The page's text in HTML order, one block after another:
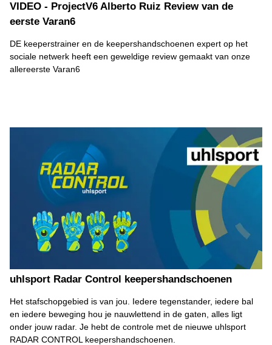
VIDEO - ProjectV6 Alberto Ruiz Review van de
eerste Varan6
DE keeperstrainer en de keepershandschoenen expert op het
sociale netwerk heeft een geweldige review gemaakt van onze
allereerste Varan6
uhlsport Radar Control keepershandschoenen
Het stafschopgebied is van jou. Iedere tegenstander, iedere bal
en iedere beweging hou je nauwlettend in de gaten, alles ligt
onder jouw radar. Je hebt de controle met de nieuwe uhlsport
RADAR CONTROL keepershandschoenen.